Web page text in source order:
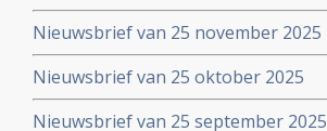
Nieuwsbrief van 25 november 2025
Nieuwsbrief van 25 oktober 2025
Nieuwsbrief van 25 september 2025